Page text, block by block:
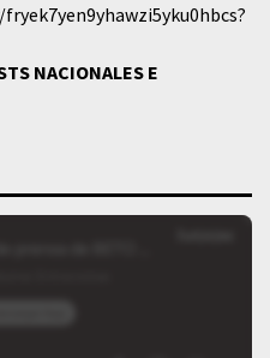
NACIONALES E